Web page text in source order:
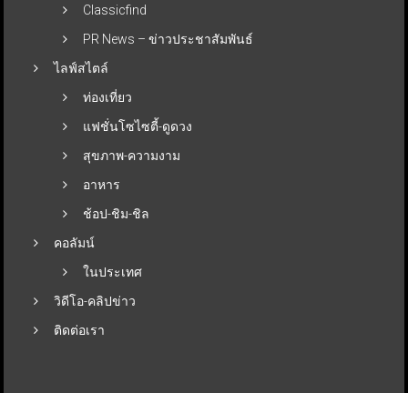
Classicfind
PR News – ข่าวประชาสัมพันธ์
ไลฟ์สไตล์
ท่องเที่ยว
แฟชั่นโซไซตี้-ดูดวง
สุขภาพ-ความงาม
อาหาร
ช้อป-ชิม-ชิล
คอลัมน์
ในประเทศ
วิดีโอ-คลิปข่าว
ติดต่อเรา